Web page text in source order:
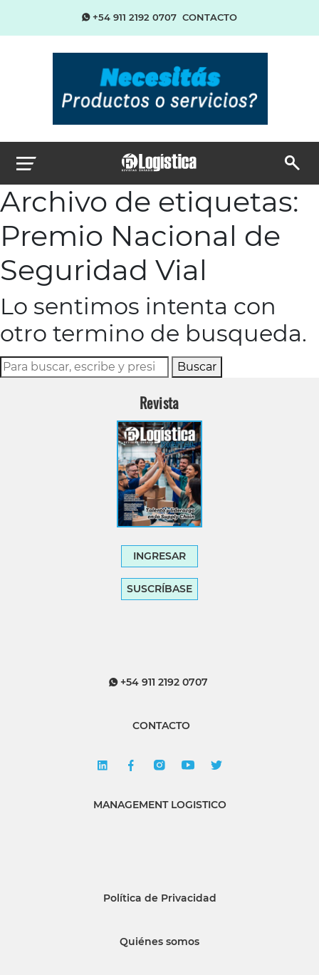
+54 911 2192 0707 CONTACTO
Archivo de etiquetas:
Premio Nacional de
Seguridad Vial
Lo sentimos intenta con
otro termino de busqueda.
Buscar
Revista
INGRESAR
SUSCRÍBASE
+54 911 2192 0707
CONTACTO
MANAGEMENT LOGISTICO
Política de Privacidad
Quiénes somos